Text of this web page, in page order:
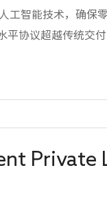
工智能技术，确保
平协议超越传统交
验到世界上最好的体
Private